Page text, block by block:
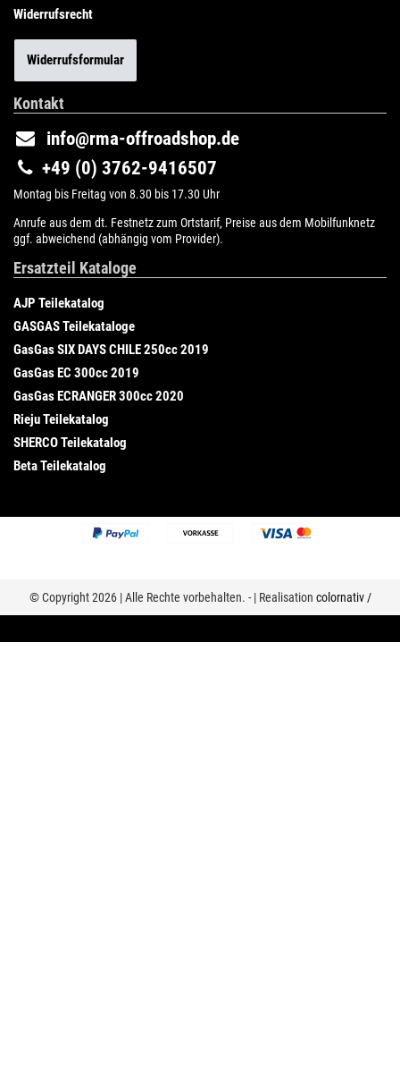
Widerrufsrecht
Widerrufsformular
Kontakt
info@rma-offroadshop.de
+49 (0) 3762-9416507
Montag bis Freitag von 8.30 bis 17.30 Uhr
Anrufe aus dem dt. Festnetz zum Ortstarif, Preise aus dem Mobilfunknetz
ggf. abweichend (abhängig vom Provider).
Ersatzteil Kataloge
AJP Teilekatalog
GASGAS Teilekataloge
GasGas SIX DAYS CHILE 250cc 2019
GasGas EC 300cc 2019
GasGas ECRANGER 300cc 2020
Rieju Teilekatalog
SHERCO Teilekatalog
Beta Teilekatalog
© Copyright 2026 | Alle Rechte vorbehalten. - | Realisation colornativ /